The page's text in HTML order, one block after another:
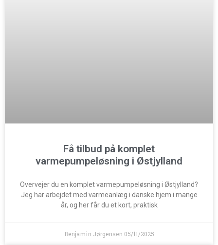
Få tilbud på komplet
varmepumpeløsning i Østjylland
Overvejer du en komplet varmepumpeløsning i Østjylland?
Jeg har arbejdet med varmeanlæg i danske hjem i mange
år, og her får du et kort, praktisk
Benjamin Jørgensen 05/11/2025